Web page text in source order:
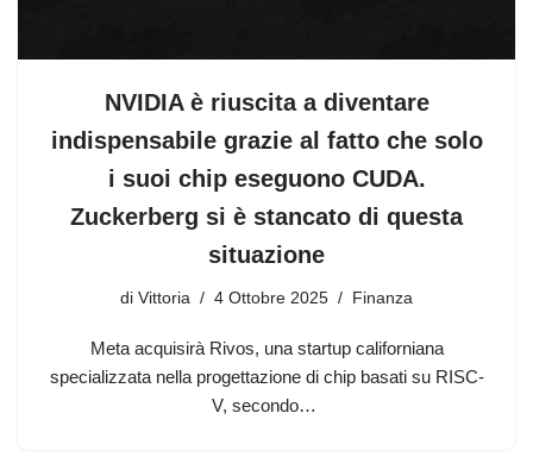
NVIDIA è riuscita a diventare
indispensabile grazie al fatto che solo
i suoi chip eseguono CUDA.
Zuckerberg si è stancato di questa
situazione
di Vittoria 4 Ottobre 2025 Finanza
Meta acquisirà Rivos, una startup californiana
specializzata nella progettazione di chip basati su RISC-
V, secondo…